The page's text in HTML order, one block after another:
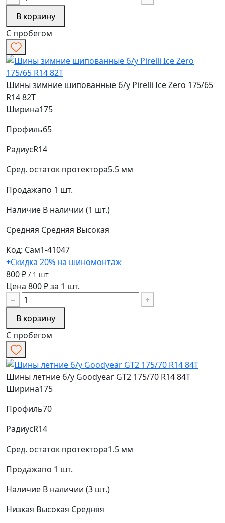
В корзину
С пробегом
Шины зимние шипованные б/у Pirelli Ice Zero 175/65
R14 82T
Ширина175
Профиль65
РадиусR14
Сред. остаток протектора5.5 мм
Продажапо 1 шт.
Наличие В наличии (1 шт.)
Средняя Средняя Высокая
Код: Сам1-41047
+Скидка 20% на шиномонтаж
800 ₽ / 1 шт
Цена 800 ₽ за 1 шт.
−
+
В корзину
С пробегом
Шины летние б/у Goodyear GT2 175/70 R14 84T
Ширина175
Профиль70
РадиусR14
Сред. остаток протектора1.5 мм
Продажапо 1 шт.
Наличие В наличии (3 шт.)
Низкая Высокая Средняя